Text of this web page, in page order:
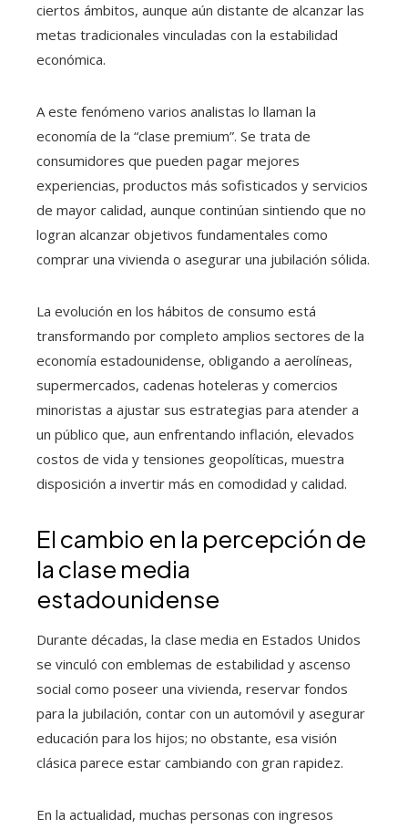
ciertos ámbitos, aunque aún distante de alcanzar las
metas tradicionales vinculadas con la estabilidad
económica.
A este fenómeno varios analistas lo llaman la
economía de la “clase premium”. Se trata de
consumidores que pueden pagar mejores
experiencias, productos más sofisticados y servicios
de mayor calidad, aunque continúan sintiendo que no
logran alcanzar objetivos fundamentales como
comprar una vivienda o asegurar una jubilación sólida.
La evolución en los hábitos de consumo está
transformando por completo amplios sectores de la
economía estadounidense, obligando a aerolíneas,
supermercados, cadenas hoteleras y comercios
minoristas a ajustar sus estrategias para atender a
un público que, aun enfrentando inflación, elevados
costos de vida y tensiones geopolíticas, muestra
disposición a invertir más en comodidad y calidad.
El cambio en la percepción de
la clase media
estadounidense
Durante décadas, la clase media en Estados Unidos
se vinculó con emblemas de estabilidad y ascenso
social como poseer una vivienda, reservar fondos
para la jubilación, contar con un automóvil y asegurar
educación para los hijos; no obstante, esa visión
clásica parece estar cambiando con gran rapidez.
En la actualidad, muchas personas con ingresos